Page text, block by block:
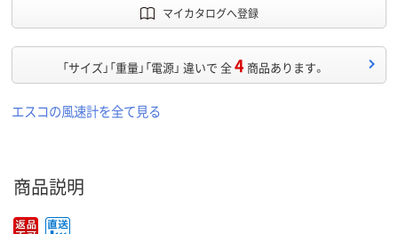
マイカタログへ登録
「サイズ」「重量」「電源」 違いで 全4 商品あります。
エスコの風速計を全て見る
商品説明